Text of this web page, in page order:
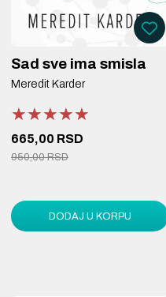
Sad sve ima smisla
Meredit Karder
★★★★★
★★★★★
★★★★★
665,00 RSD
950,00 RSD
DODAJ U KORPU